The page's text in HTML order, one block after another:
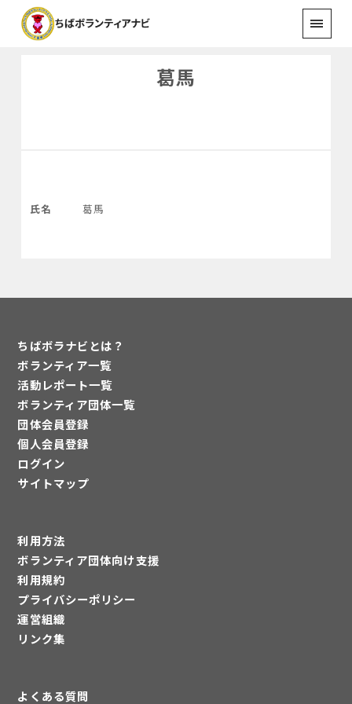
葛馬
氏名 葛馬
ちばボラナビとは？
ボランティア一覧
活動レポート一覧
ボランティア団体一覧
団体会員登録
個人会員登録
ログイン
サイトマップ
利用方法
ボランティア団体向け支援
利用規約
プライバシーポリシー
運営組織
リンク集
よくある質問